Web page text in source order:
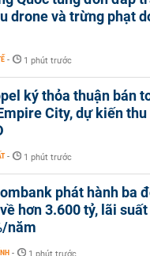
drone và trừng phạt
- 1 phút trước
ký thỏa thuận bán
City, dự kiến
- 1 phút trước
phát hành ba
hơn 3.600 tỷ, lãi
năm
-